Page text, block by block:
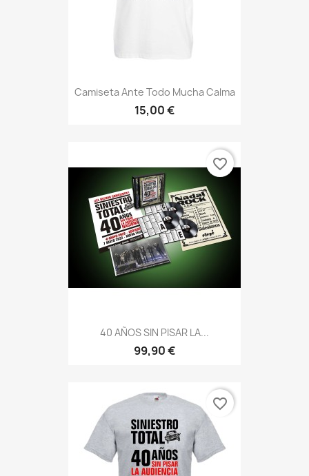
Camiseta Ante Todo Mucha Calma
15,00 €
40 AÑOS SIN PISAR LA...
99,90 €
favorite_border
favorite_border